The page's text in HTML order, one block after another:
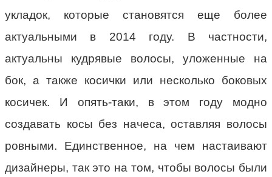
укладок, которые становятся еще более
актуальными в 2014 году. В частности,
актуальны кудрявые волосы, уложенные на
бок, а также косички или несколько боковых
косичек. И опять-таки, в этом году модно
создавать косы без начеса, оставляя волосы
ровными. Единственное, на чем настаивают
дизайнеры, так это на том, чтобы волосы были